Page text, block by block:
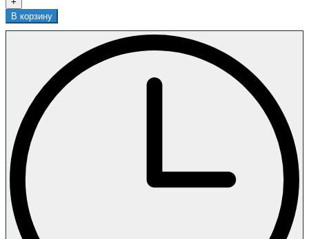
В корзину